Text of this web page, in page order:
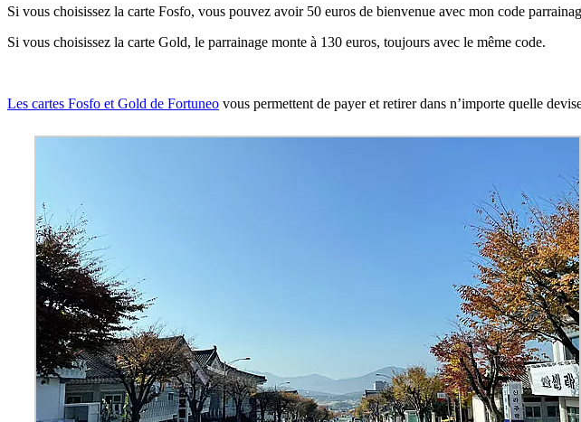
Si vous choisissez la carte Fosfo, vous pouvez avoir 50 euros de bienvenue avec mon code
Si vous choisissez la carte Gold, le parrainage monte à 130 euros, toujours avec le même code.
Les cartes Fosfo et Gold de Fortuneo vous permettent de payer et retirer dans n’importe quelle